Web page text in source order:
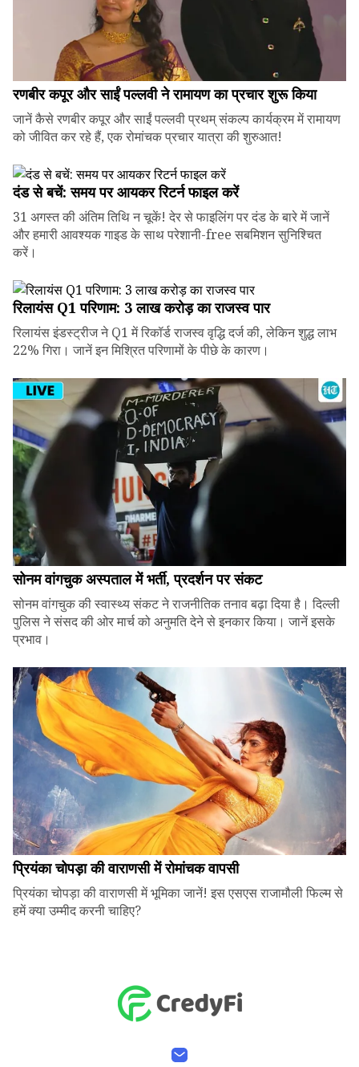
रणबीर कपूर और साईं पल्लवी ने रामायण का प्रचार शुरू किया
जानें कैसे रणबीर कपूर और साईं पल्लवी प्रथम् संकल्प कार्यक्रम में रामायण
को जीवित कर रहे हैं, एक रोमांचक प्रचार यात्रा की शुरुआत!
दंड से बचें: समय पर आयकर रिटर्न फाइल करें
31 अगस्त की अंतिम तिथि न चूकें! देर से फाइलिंग पर दंड के बारे में जानें
और हमारी आवश्यक गाइड के साथ परेशानी-free सबमिशन सुनिश्चित
करें।
रिलायंस Q1 परिणाम: ₹3 लाख करोड़ का राजस्व पार
रिलायंस इंडस्ट्रीज ने Q1 में रिकॉर्ड राजस्व वृद्धि दर्ज की, लेकिन शुद्ध लाभ
22% गिरा। जानें इन मिश्रित परिणामों के पीछे के कारण।
सोनम वांगचुक अस्पताल में भर्ती, प्रदर्शन पर संकट
सोनम वांगचुक की स्वास्थ्य संकट ने राजनीतिक तनाव बढ़ा दिया है। दिल्ली
पुलिस ने संसद की ओर मार्च को अनुमति देने से इनकार किया। जानें इसके
प्रभाव।
प्रियंका चोपड़ा की वाराणसी में रोमांचक वापसी
प्रियंका चोपड़ा की वाराणसी में भूमिका जानें! इस एसएस राजामौली फिल्म से
हमें क्या उम्मीद करनी चाहिए?